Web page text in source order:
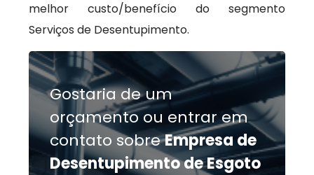
melhor custo/benefício do segmento
Serviços de Desentupimento.
Gostaria de um
orçamento ou entrar em
contato sobreEmpresa de
Desentupimento de Esgoto